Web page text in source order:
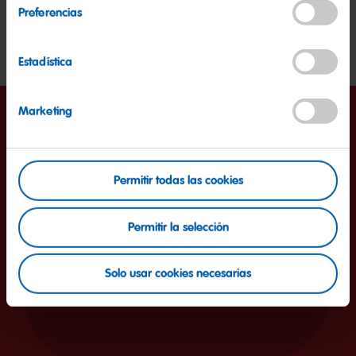
Preferencias
Estadística
Marketing
Permitir todas las cookies
Permitir la selección
Solo usar cookies necesarias
1. Preparar con amor
Precalienta el horno a 180º C de calor
superior/inferior. Forra el molde en forma de corazón
con papel de hornear.